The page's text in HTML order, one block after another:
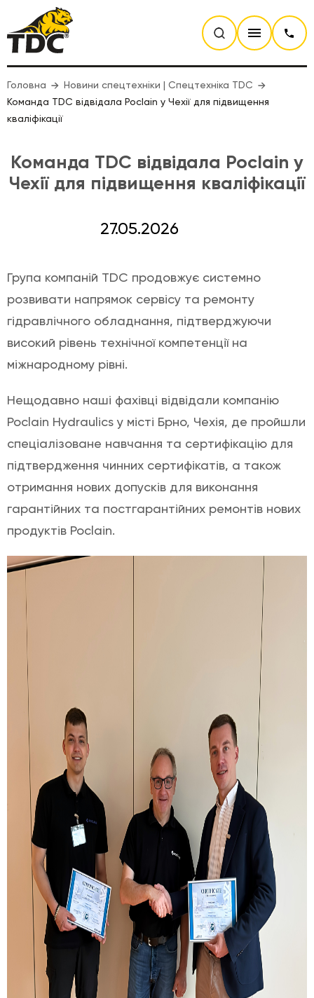
Головна
Новини спецтехніки | Спецтехніка TDC
Команда TDC відвідала Poclain у Чехії для підвищення
кваліфікації
Команда TDC відвідала Poclain у
Чехії для підвищення кваліфікації
27.05.2026
Група компаній TDC продовжує системно
розвивати напрямок сервісу та ремонту
гідравлічного обладнання, підтверджуючи
високий рівень технічної компетенції на
міжнародному рівні.
Нещодавно наші фахівці відвідали компанію
Poclain Hydraulics у місті Брно, Чехія, де пройшли
спеціалізоване навчання та сертифікацію для
підтвердження чинних сертифікатів, а також
отримання нових допусків для виконання
гарантійних та постгарантійних ремонтів нових
продуктів Poclain.